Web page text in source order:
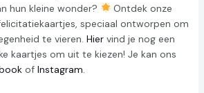
hun kleine wonder?
Ontdek onze
speciaal ontworpen om
te vieren. Hiervind je nog een
kaartjes om uit te kiezen! Je kan ons
of Instagram.